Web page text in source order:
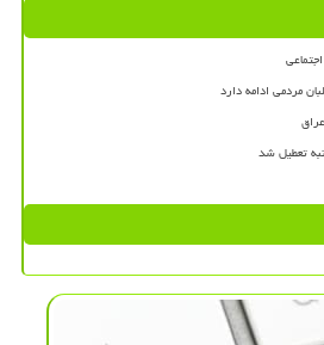
مردمی ادامه دارد
تعطیل شد